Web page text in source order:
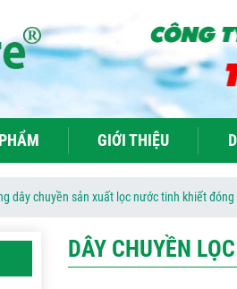
GIỚI THIỆU
dây chuyền sản xuất lọc nước tinh khiết đóng
DÂY CHUYỀN